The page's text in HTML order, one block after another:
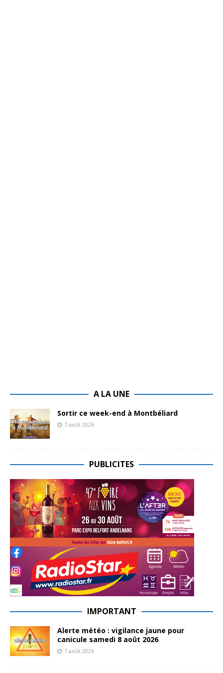
A LA UNE
Sortir ce week-end à Montbéliard
7 août 2026
PUBLICITES
IMPORTANT
Alerte météo : vigilance jaune pour
canicule samedi 8 août 2026
7 août 2026